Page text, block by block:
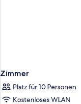
Zimmer
Platz für 10 Personen
Kostenloses WLAN